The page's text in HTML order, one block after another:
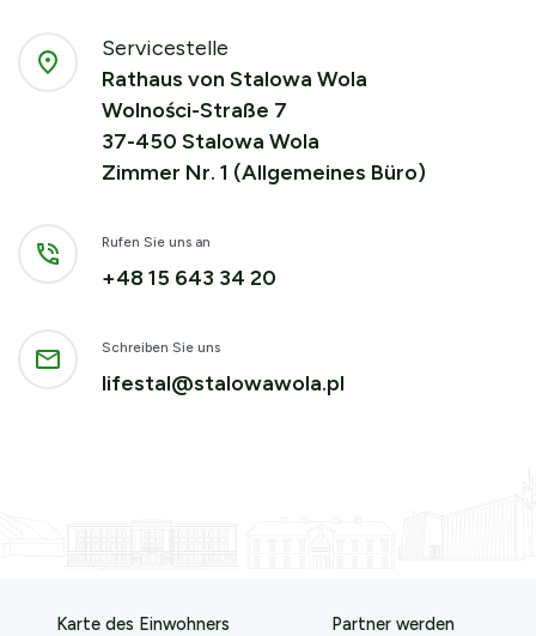
Servicestelle
Rathaus von Stalowa Wola
Wolności-Straße 7
37-450 Stalowa Wola
Zimmer Nr. 1 (Allgemeines Büro)
Rufen Sie uns an
+48 15 643 34 20
Schreiben Sie uns
lifestal@stalowawola.pl
Karte des Einwohners Partner werden